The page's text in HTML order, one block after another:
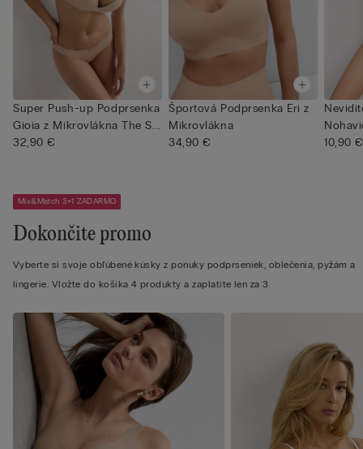
Super Push-up Podprsenka
Gioia z Mikrovlákna The S...
32,90 €
Športová Podprsenka Eri z
Mikrovlákna
34,90 €
10,90 €
Mix&Match 3+1 ZADARMO
Dokončite promo
Vyberte si svoje obľúbené kúsky z ponuky podprseniek, oblečenia, pyžám a
lingerie. Vložte do košíka 4 produkty a zaplatíte len za 3